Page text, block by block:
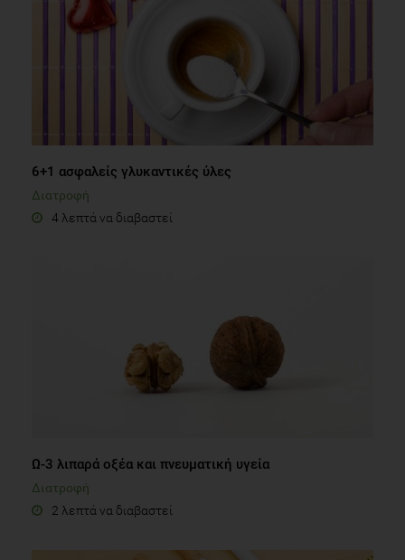
6+1 ασφαλείς γλυκαντικές ύλες
Διατροφή
4 λεπτά να διαβαστεί
Ω-3 λιπαρά οξέα και πνευματική υγεία
Διατροφή
2 λεπτά να διαβαστεί